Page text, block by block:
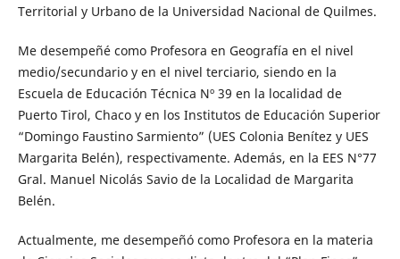
Territorial y Urbano de la Universidad Nacional de Quilmes.
Me desempeñé como Profesora en Geografía en el nivel
medio/secundario y en el nivel terciario, siendo en la
Escuela de Educación Técnica Nº 39 en la localidad de
Puerto Tirol, Chaco y en los Institutos de Educación Superior
“Domingo Faustino Sarmiento” (UES Colonia Benítez y UES
Margarita Belén), respectivamente. Además, en la EES N°77
Gral. Manuel Nicolás Savio de la Localidad de Margarita
Belén.
Actualmente, me desempeñó como Profesora en la materia